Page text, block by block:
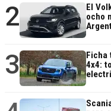
2
El
ocho
3
Ficha
4x4: